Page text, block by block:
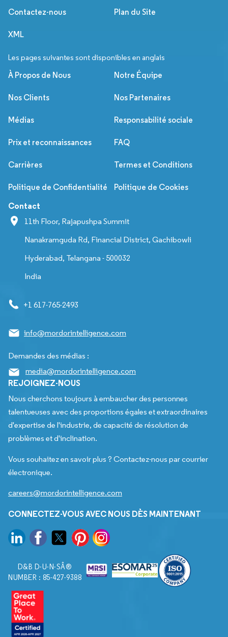
Contactez-nous Plan du Site
XML
Les pages suivantes sont disponibles en anglais
À Propos de Nous Notre Équipe
Nos Clients Nos Partenaires
Médias Responsabilité sociale
Prix et reconnaissances FAQ
Carrières Termes et Conditions
Politique de Confidentialité Politique de Cookies
Contact
11th Floor, Rajapushpa Summit
Nanakramguda Rd, Financial District, Gachibowli
Hyderabad, Telangana - 500032
India
+1 617-765-2493
info@mordorintelligence.com
Demandes des médias :
media@mordorintelligence.com
REJOIGNEZ-NOUS
Nous cherchons toujours à embaucher des personnes
talentueuses avec des proportions égales et extraordinaires
d'expertise de l'industrie, de capacité de résolution de
problèmes et d'inclination.
Vous souhaitez en savoir plus ? Contactez-nous par courrier
électronique.
careers@mordorintelligence.com
CONNECTEZ-VOUS AVEC NOUS DÈS MAINTENANT
D&B D-U-N-SÂ®
NUMBER : 85-427-9388